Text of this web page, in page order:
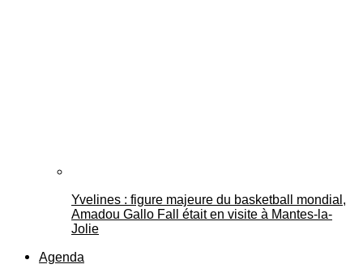
Yvelines : figure majeure du basketball mondial,
Amadou Gallo Fall était en visite à Mantes-la-
Jolie
Agenda